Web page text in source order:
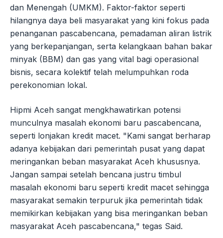
dan Menengah (UMKM). Faktor-faktor seperti
hilangnya daya beli masyarakat yang kini fokus pada
penanganan pascabencana, pemadaman aliran listrik
yang berkepanjangan, serta kelangkaan bahan bakar
minyak (BBM) dan gas yang vital bagi operasional
bisnis, secara kolektif telah melumpuhkan roda
perekonomian lokal.
Hipmi Aceh sangat mengkhawatirkan potensi
munculnya masalah ekonomi baru pascabencana,
seperti lonjakan kredit macet. "Kami sangat berharap
adanya kebijakan dari pemerintah pusat yang dapat
meringankan beban masyarakat Aceh khususnya.
Jangan sampai setelah bencana justru timbul
masalah ekonomi baru seperti kredit macet sehingga
masyarakat semakin terpuruk jika pemerintah tidak
memikirkan kebijakan yang bisa meringankan beban
masyarakat Aceh pascabencana," tegas Said.